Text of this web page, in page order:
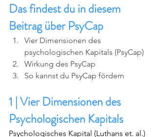
Das findest du in diesem
Beitrag über PsyCap
Vier Dimensionen des
psychologischen Kapitals (PsyCap)
Wirkung des PsyCap
So kannst du PsyCap fördern
1 | Vier Dimensionen des
Psychologischen Kapitals
Psychologisches Kapital (Luthans et. al.)